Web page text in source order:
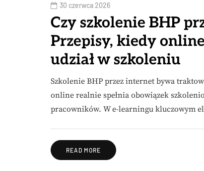
30 czerwca 2026
Czy szkolenie BHP
Przepisy, kiedy
udział w szkoleniu
Szkolenie BHP przez internet bywa
online realnie spełnia obowiązek
pracowników. W e-learningu kluczowym
READ MORE